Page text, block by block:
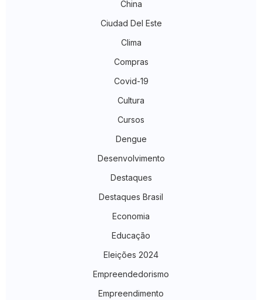
China
Ciudad Del Este
Clima
Compras
Covid-19
Cultura
Cursos
Dengue
Desenvolvimento
Destaques
Destaques Brasil
Economia
Educação
Eleições 2024
Empreendedorismo
Empreendimento